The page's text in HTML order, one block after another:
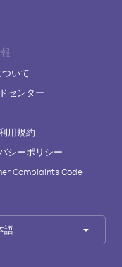
いて
センター
用規約
シーポリシー
Complaints Code
語